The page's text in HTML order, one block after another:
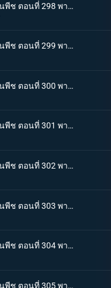
One piece วันพีช ตอนที่ 298 พากย์ไทย ฝ่าเท้าเดือดระอุ! ลูกเตะฟูลคอร์สของซันจิ
One piece วันพีช ตอนที่ 299 พากย์ไทย คมดาบโหมกระหน่ำ! โซโลปะทะคาคุ เดิมพันด้วยคมอาวุธ!
One piece วันพีช ตอนที่ 300 พากย์ไทย เทพอสูรโซโล! ร่างแปลงอาชูร่าที่เผยใจนักสู้!
One piece วันพีช ตอนที่ 301 พากย์ไทย สแปนดั้มตกตะลึง! วีรบุรุษรุกขึ้นที่หอตุลาการ
One piece วันพีช ตอนที่ 302 พากย์ไทย ปลดปล่อยโรบิ้น! ศึกเดือด ลูฟี่ ปะทะ ลุจจิ
One piece วันพีช ตอนที่ 303 พากย์ไทย คนร้ายคือนายตำรวจลูฟี่! ไล่ตามต้นซากุระยักษ์ที่หายไป
One piece วันพีช ตอนที่ 304 พากย์ไทย ไม่ชนะก็ปกป้องไม่ได้! เดินหน้าเกียร์สาม!
One piece วันพีช ตอนที่ 305 พากย์ไทย อดีตที่น่าสะพรึงกลัว! ความยุติธรรมที่มืดมิด กับ ร๊อบ ลุจจิ